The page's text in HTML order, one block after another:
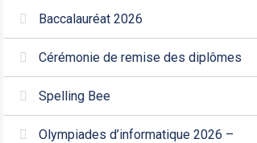
Baccalauréat 2026
Cérémonie de remise des diplômes
Spelling Bee
Olympiades d’informatique 2026 –